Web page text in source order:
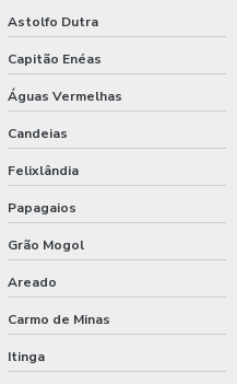
Astolfo Dutra
Capitão Enéas
Águas Vermelhas
Candeias
Felixlândia
Papagaios
Grão Mogol
Areado
Carmo de Minas
Itinga